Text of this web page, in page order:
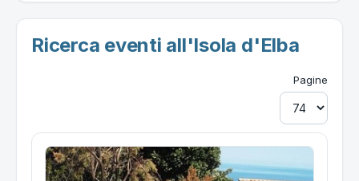
Ricerca eventi all'Isola d'Elba
Pagine